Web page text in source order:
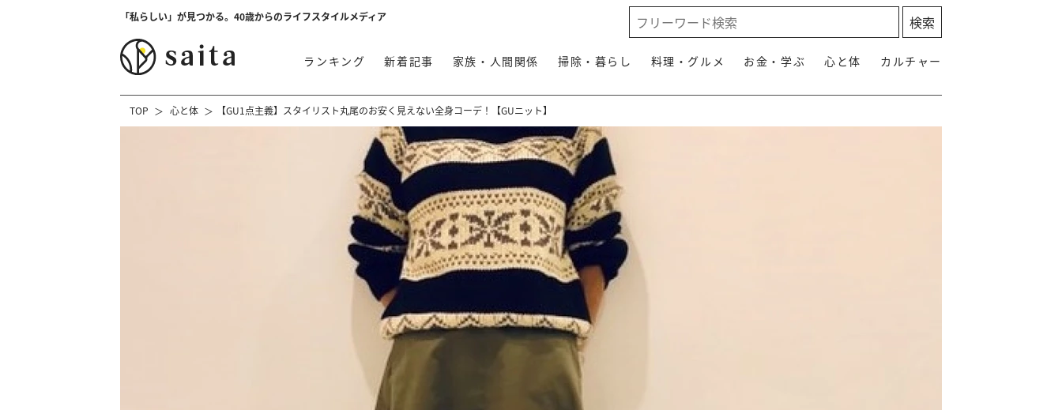
「私らしい」が見つかる。40歳からのライフスタイルメディア
ランキング 新着記事 家族・人間関係 掃除・暮らし 料理・グルメ お金・学ぶ 心と体 カルチャー
TOP 心と体 【GU1点主義】スタイリスト丸尾のお安く見えない全身コーデ！【GUニット】